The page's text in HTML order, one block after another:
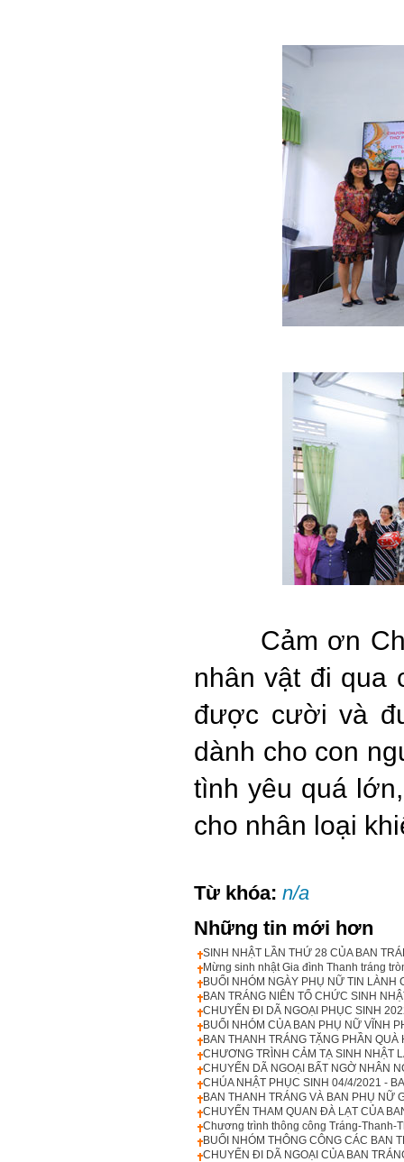
Cảm ơn
nhân vật đi qua
được cười và
dành cho con
tình yêu quá
cho nhân loại
Từ khóa: n/a
Những tin mới hơn
SINH NHẬT LẦN THỨ 28 CỦA BAN
Mừng sinh nhật Gia đình Thanh tráng
BUỔI NHÓM NGÀY PHỤ NỮ TIN
BAN TRÁNG NIÊN TỔ CHỨC SINH
CHUYẾN ĐI DÃ NGOẠI PHỤC SINH
BUỔI NHÓM CỦA BAN PHỤ NỮ VĨNH
BAN THANH TRÁNG TẶNG PHẦN QUÀ
CHƯƠNG TRÌNH CẢM TẠ SINH NHẬT
CHUYẾN DÃ NGOẠI BẤT NGỜ NHÂN
CHÚA NHẬT PHỤC SINH 04/4/2021 -
BAN THANH TRÁNG VÀ BAN PHỤ NỮ
CHUYẾN THAM QUAN ĐÀ LẠT CỦA
Chương trình thông công Tráng-Thanh-
BUỔI NHÓM THÔNG CÔNG CÁC BAN
CHUYẾN ĐI DÃ NGOẠI CỦA BAN